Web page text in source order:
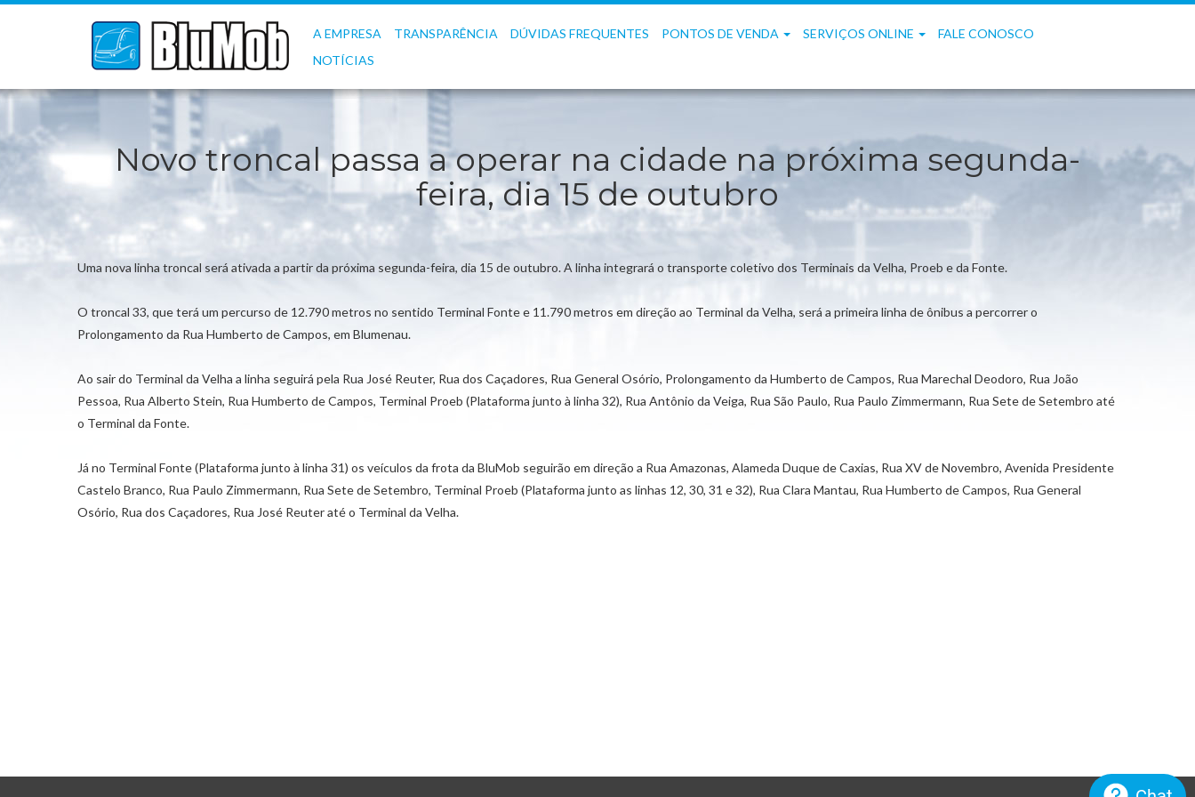
A EMPRESA TRANSPARÊNCIA DÚVIDAS FREQUENTES PONTOS DE VENDA SERVIÇOS ONLINE
FALE CONOSCO
NOTÍCIAS
Novo troncal passa a operar na cidade na próxima segunda-
feira, dia 15 de outubro
Uma nova linha troncal será ativada a partir da próxima segunda-feira, dia 15 de outubro. A linha integrará o transporte coletivo dos Terminais da Velha, Proeb e da Fonte.
O troncal 33, que terá um percurso de 12.790 metros no sentido Terminal Fonte e 11.790 metros em direção ao Terminal da Velha, será a primeira linha de ônibus a percorrer o
Prolongamento da Rua Humberto de Campos, em Blumenau.
Ao sair do Terminal da Velha a linha seguirá pela Rua José Reuter, Rua dos Caçadores, Rua General Osório, Prolongamento da Humberto de Campos, Rua Marechal Deodoro, Rua João
Pessoa, Rua Alberto Stein, Rua Humberto de Campos, Terminal Proeb (Plataforma junto à linha 32), Rua Antônio da Veiga, Rua São Paulo, Rua Paulo Zimmermann, Rua Sete de Setembro até
o Terminal da Fonte.
Já no Terminal Fonte (Plataforma junto à linha 31) os veículos da frota da BluMob seguirão em direção a Rua Amazonas, Alameda Duque de Caxias, Rua XV de Novembro, Avenida Presidente
Castelo Branco, Rua Paulo Zimmermann, Rua Sete de Setembro, Terminal Proeb (Plataforma junto as linhas 12, 30, 31 e 32), Rua Clara Mantau, Rua Humberto de Campos, Rua General
Osório, Rua dos Caçadores, Rua José Reuter até o Terminal da Velha.